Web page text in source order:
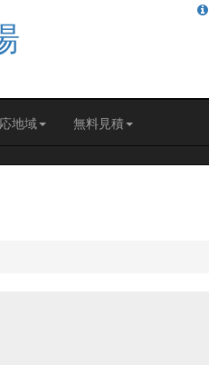
地域 無料見積